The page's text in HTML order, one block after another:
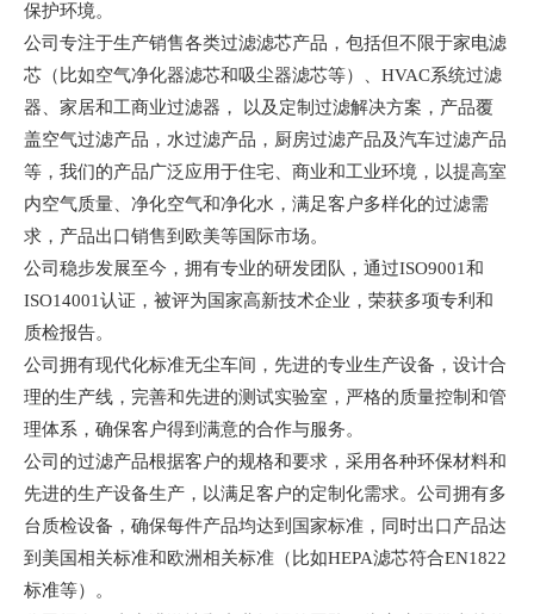
保护环境。
公司专注于生产销售各类过滤滤芯产品，包括但不限于家电滤
芯（比如空气净化器滤芯和吸尘器滤芯等）、 HVAC系统过滤
器、家居和工商业过滤器， 以及定制过滤解决方案，产品覆
盖空气过滤产品，水过滤产品，厨房过滤产品及汽车过滤产品
等，我们的产品广泛应用于住宅、商业和工业环境，以提高室
内空气质量、净化空气和净化水，满足客户多样化的过滤需
求，产品出口销售到欧美等国际市场。
公司稳步发展至今，拥有专业的研发团队，通过ISO9001和
ISO14001认证，被评为国家高新技术企业，荣获多项专利和
质检报告。
公司拥有现代化标准无尘车间，先进的专业生产设备，设计合
理的生产线，完善和先进的测试实验室，严格的质量控制和管
理体系，确保客户得到满意的合作与服务。
公司的过滤产品根据客户的规格和要求，采用各种环保材料和
先进的生产设备生产，以满足客户的定制化需求。公司拥有多
台质检设备，确保每件产品均达到国家标准，同时出口产品达
到美国相关标准和欧洲相关标准（比如HEPA滤芯符合EN1822
标准等）。